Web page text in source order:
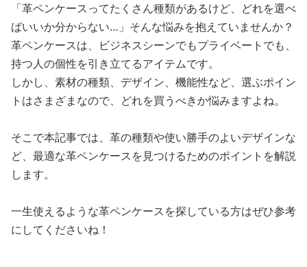
「革ペンケースってたくさん種類があるけど、どれを選べ
ばいいか分からない…」そんな悩みを抱えていませんか？
革ペンケースは、ビジネスシーンでもプライベートでも、
持つ人の個性を引き立てるアイテムです。
しかし、素材の種類、デザイン、機能性など、選ぶポイン
トはさまざまなので、どれを買うべきか悩みますよね。
そこで本記事では、革の種類や使い勝手のよいデザインな
ど、最適な革ペンケースを見つけるためのポイントを解説
します。
一生使えるような革ペンケースを探している方はぜひ参考
にしてくださいね！